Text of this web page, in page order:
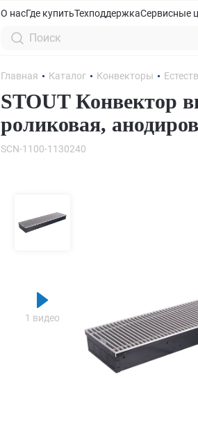
О насГде купитьТехподдержкаСервисные
Главная Каталог Конвекторы
STOUT Конвектор
роликовая,
SCN-1100-1130240
1 видео